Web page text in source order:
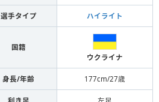
選手タイプ ハイライト
国籍
ウクライナ
身長/年齢 177cm/27歳